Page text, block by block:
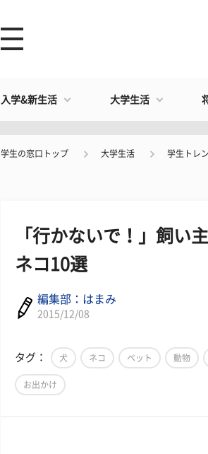
入学&新生活 大学生活
学生の窓口トップ 大学生活 学生トレ
「行かないで！」飼い
ネコ10選
編集部：はまみ
2015/12/08
タグ： 犬 ネコ ペット 動物
お出かけ